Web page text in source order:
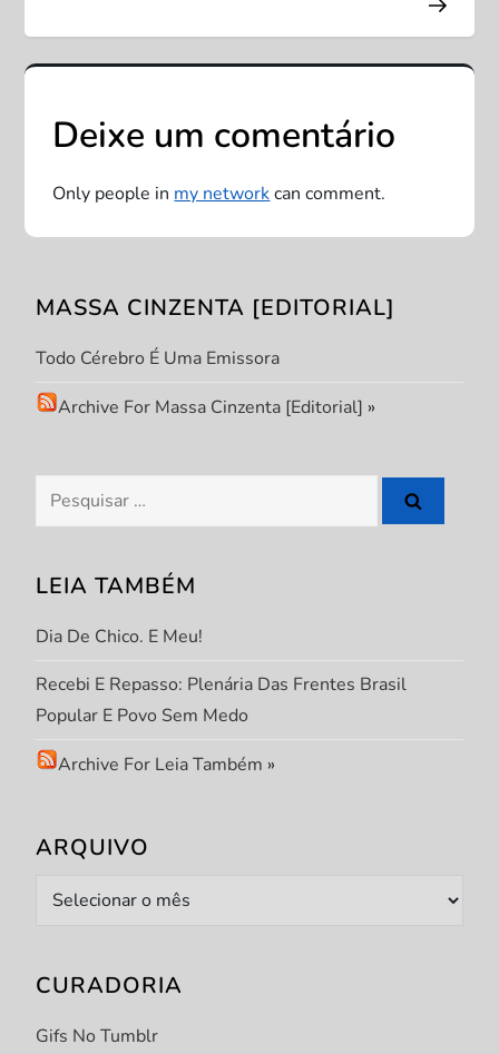
g
a
ç
ã
o
d
e
P
s
Deixe um comentário
Only people in my networkcan comment.
MASSA CINZENTA [EDITORIAL]
Todo Cérebro É Uma Emissora
Archive For Massa Cinzenta [Editorial] »
Pesquisar
por:
LEIA TAMBÉM
Dia De Chico. E Meu!
Recebi E Repasso: Plenária Das Frentes Brasil
Popular E Povo Sem Medo
Archive For Leia Também »
ARQUIVO
Arquivo
CURADORIA
Gifs No Tumblr